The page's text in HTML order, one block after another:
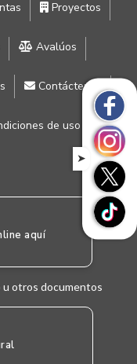
Proyectos
Avalúos
Contáctenos
de uso
aquí
u otros documentos
➤